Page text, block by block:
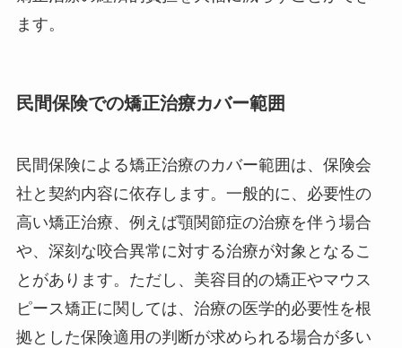
ます。
民間保険での矯正治療カバー範囲
民間保険による矯正治療のカバー範囲は、保険会
社と契約内容に依存します。一般的に、必要性の
高い矯正治療、例えば顎関節症の治療を伴う場合
や、深刻な咬合異常に対する治療が対象となるこ
とがあります。ただし、美容目的の矯正やマウス
ピース矯正に関しては、治療の医学的必要性を根
拠とした保険適用の判断が求められる場合が多い